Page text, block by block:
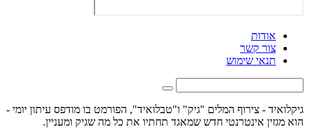
אודות
צור קשר
תנאי שימוש
גיקלואיד - צירוף המלים "גיק" ו"טבלואיד", הפורמט בו מודפס עיתון יומי -
הוא מגזין אינטרנטי חדש שמאגד תחתיו את כל מה שגיק ומעניין.